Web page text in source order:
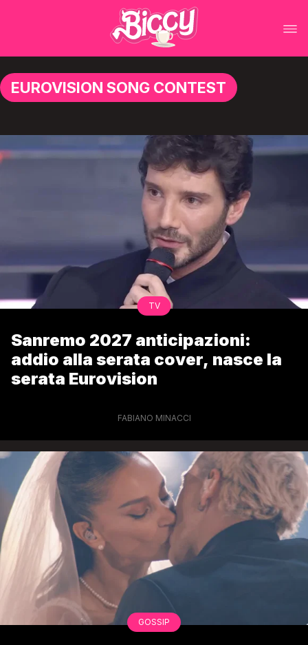
EUROVISION SONG CONTEST
TV
Sanremo 2027 anticipazioni:
addio alla serata cover, nasce la
serata Eurovision
FABIANO MINACCI
GOSSIP